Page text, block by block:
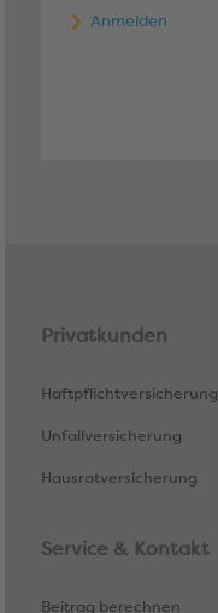
Anmelden
Privatkunden
Haftpflichtversicherung
Unfallversicherung
Hausratversicherung
Service & Kontakt
Beitrag berechnen